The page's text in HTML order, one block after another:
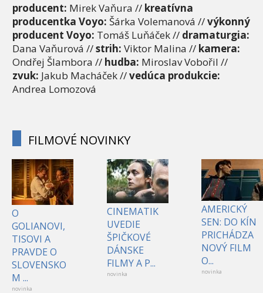
producent: Mirek Vaňura // kreatívna
producentka Voyo: Šárka Volemanová //výkonný
producent Voyo: Tomáš Luňáček // dramaturgia:
Dana Vaňurová //strih: Viktor Malina // kamera:
Ondřej Šlambora // hudba: Miroslav Vobořil //
zvuk: Jakub Macháček //vedúca produkcie:
Andrea Lomozová
FILMOVÉ NOVINKY
O
GOLIANOVI,
TISOVI A
PRAVDE O
SLOVENSKO
M ...
novinka
CINEMATIK
UVEDIE
ŠPIČKOVÉ
DÁNSKE
FILMY A P...
novinka
AMERICKÝ
SEN: DO KÍN
PRICHÁDZA
NOVÝ FILM
O...
novinka